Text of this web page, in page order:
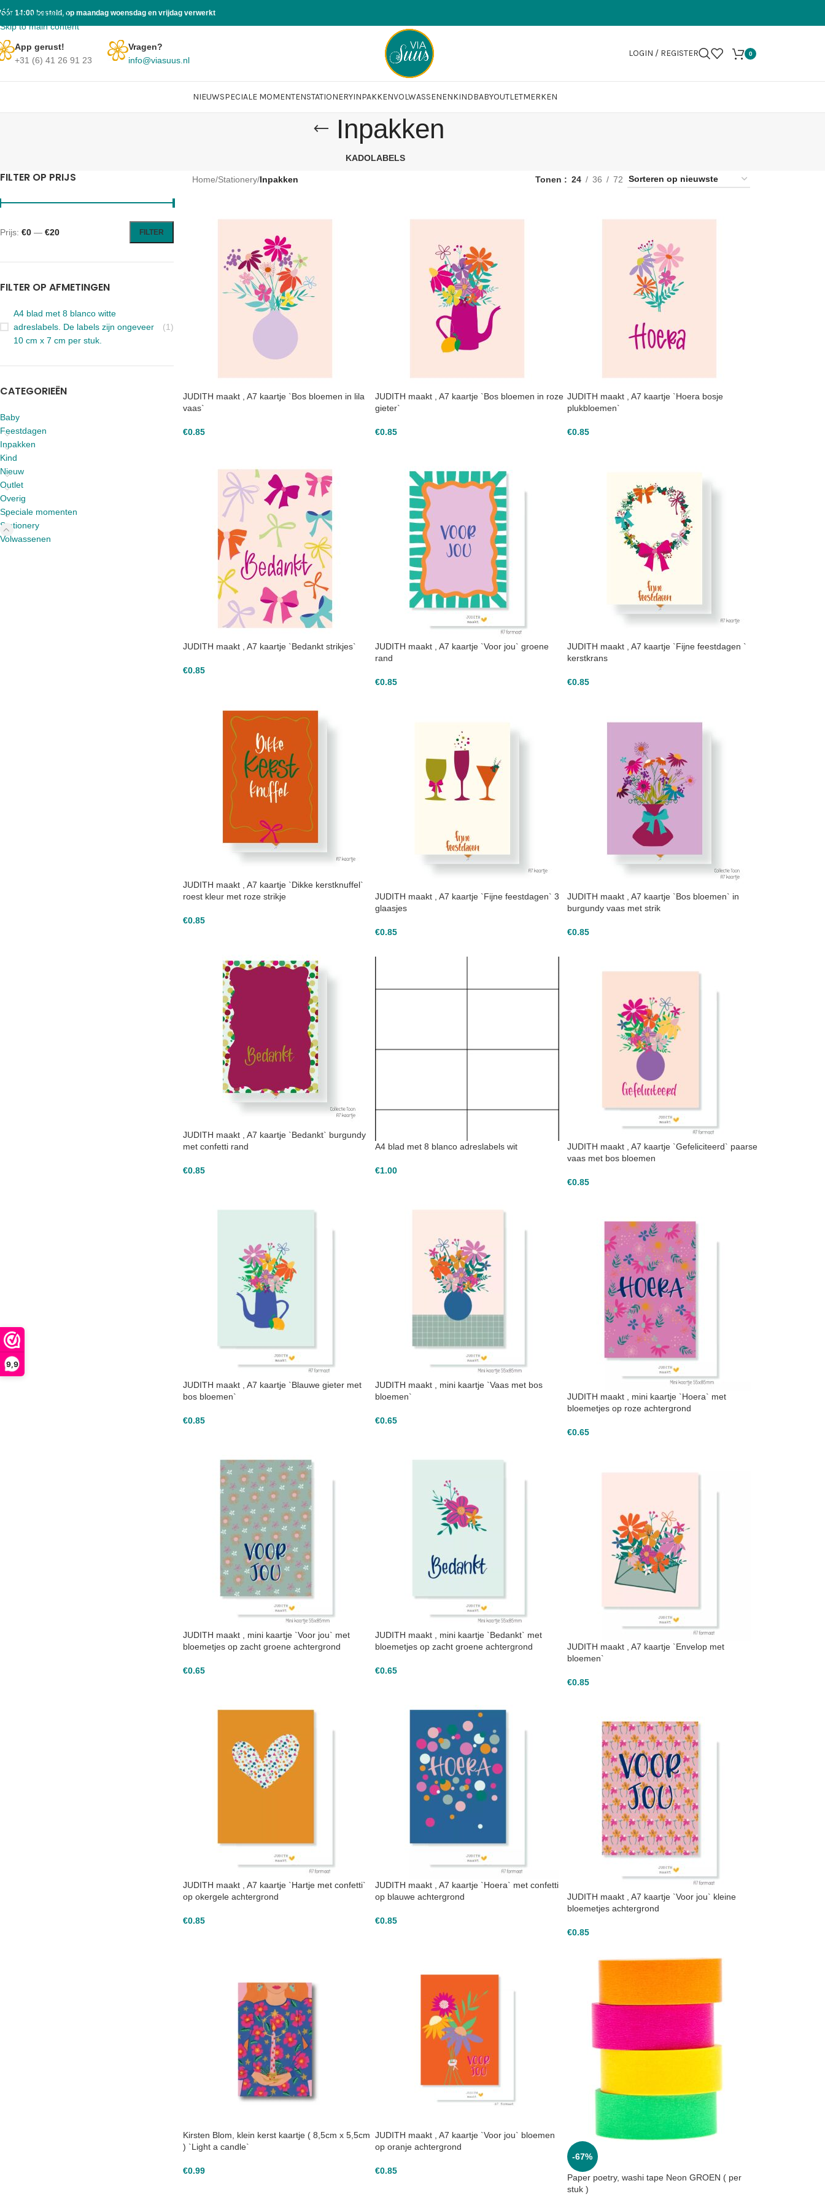
9,9
Skip to navigation
Skip to main content
14:00 besteld, op maandag woensdag en vrijdag verwerkt
App gerust!
+31 (6) 41 26 91 23
Vragen?
info@viasuus.nl
LOGIN / REGISTER 0
NIEUWSPECIALE MOMENTENSTATIONERYINPAKKENVOLWASSENENKINDBABYOUTLETMERKEN
Inpakken
KADOLABELS
FILTER OP PRIJS
FILTER
Prijs: €0 — €20
FILTER OP AFMETINGEN
A4 blad met 8 blanco witte
adreslabels. De labels zijn ongeveer
10 cm x 7 cm per stuk.
(1)
CATEGORIEËN
Baby
Feestdagen
Inpakken
Kind
Nieuw
Outlet
Overig
Speciale momenten
Stationery
Volwassenen
Home/Stationery/Inpakken Tonen 24 36 72
JUDITH maakt , A7 kaartje `Bos bloemen in lila
vaas`
€0.85
JUDITH maakt , A7 kaartje `Bos bloemen in roze
gieter`
€0.85
JUDITH maakt , A7 kaartje `Hoera bosje
plukbloemen`
€0.85
JUDITH maakt , A7 kaartje `Bedankt strikjes`
€0.85
JUDITH maakt , A7 kaartje `Voor jou` groene
rand
€0.85
JUDITH maakt , A7 kaartje `Fijne feestdagen `
kerstkrans
€0.85
JUDITH maakt , A7 kaartje `Dikke kerstknuffel`
roest kleur met roze strikje
€0.85
JUDITH maakt , A7 kaartje `Fijne feestdagen` 3
glaasjes
€0.85
JUDITH maakt , A7 kaartje `Bos bloemen` in
burgundy vaas met strik
€0.85
JUDITH maakt , A7 kaartje `Bedankt` burgundy
met confetti rand
€0.85
A4 blad met 8 blanco adreslabels wit
€1.00
JUDITH maakt , A7 kaartje `Gefeliciteerd` paarse
vaas met bos bloemen
€0.85
JUDITH maakt , A7 kaartje `Blauwe gieter met
bos bloemen`
€0.85
JUDITH maakt , mini kaartje `Vaas met bos
bloemen`
€0.65
JUDITH maakt , mini kaartje `Hoera` met
bloemetjes op roze achtergrond
€0.65
JUDITH maakt , mini kaartje `Voor jou` met
bloemetjes op zacht groene achtergrond
€0.65
JUDITH maakt , mini kaartje `Bedankt` met
bloemetjes op zacht groene achtergrond
€0.65
JUDITH maakt , A7 kaartje `Envelop met
bloemen`
€0.85
JUDITH maakt , A7 kaartje `Hartje met confetti`
op okergele achtergrond
€0.85
JUDITH maakt , A7 kaartje `Hoera` met confetti
op blauwe achtergrond
€0.85
JUDITH maakt , A7 kaartje `Voor jou` kleine
bloemetjes achtergrond
€0.85
Kirsten Blom, klein kerst kaartje ( 8,5cm x 5,5cm
) `Light a candle`
€0.99
JUDITH maakt , A7 kaartje `Voor jou` bloemen
op oranje achtergrond
€0.85
-67%
Paper poetry, washi tape Neon GROEN ( per
stuk )